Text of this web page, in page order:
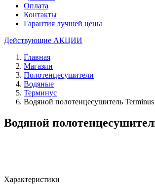
Оплата
Контакты
Гарантия лучшей цены
Действующие АКЦИИ
Главная
Магазин
Полотенцесушители
Водяные
Терминус
Водяной полотенцесушитель
Водяной
Характеристики